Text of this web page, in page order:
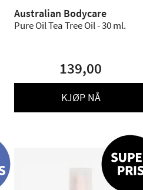
Australian Bodycare
Pure Oil Tea Tree Oil - 30 ml.
139,00
KJØP NÅ